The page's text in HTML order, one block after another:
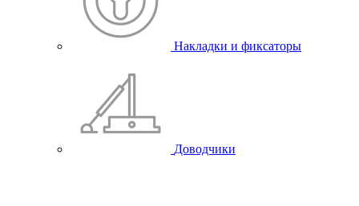
Накладки и фиксаторы
Доводчики